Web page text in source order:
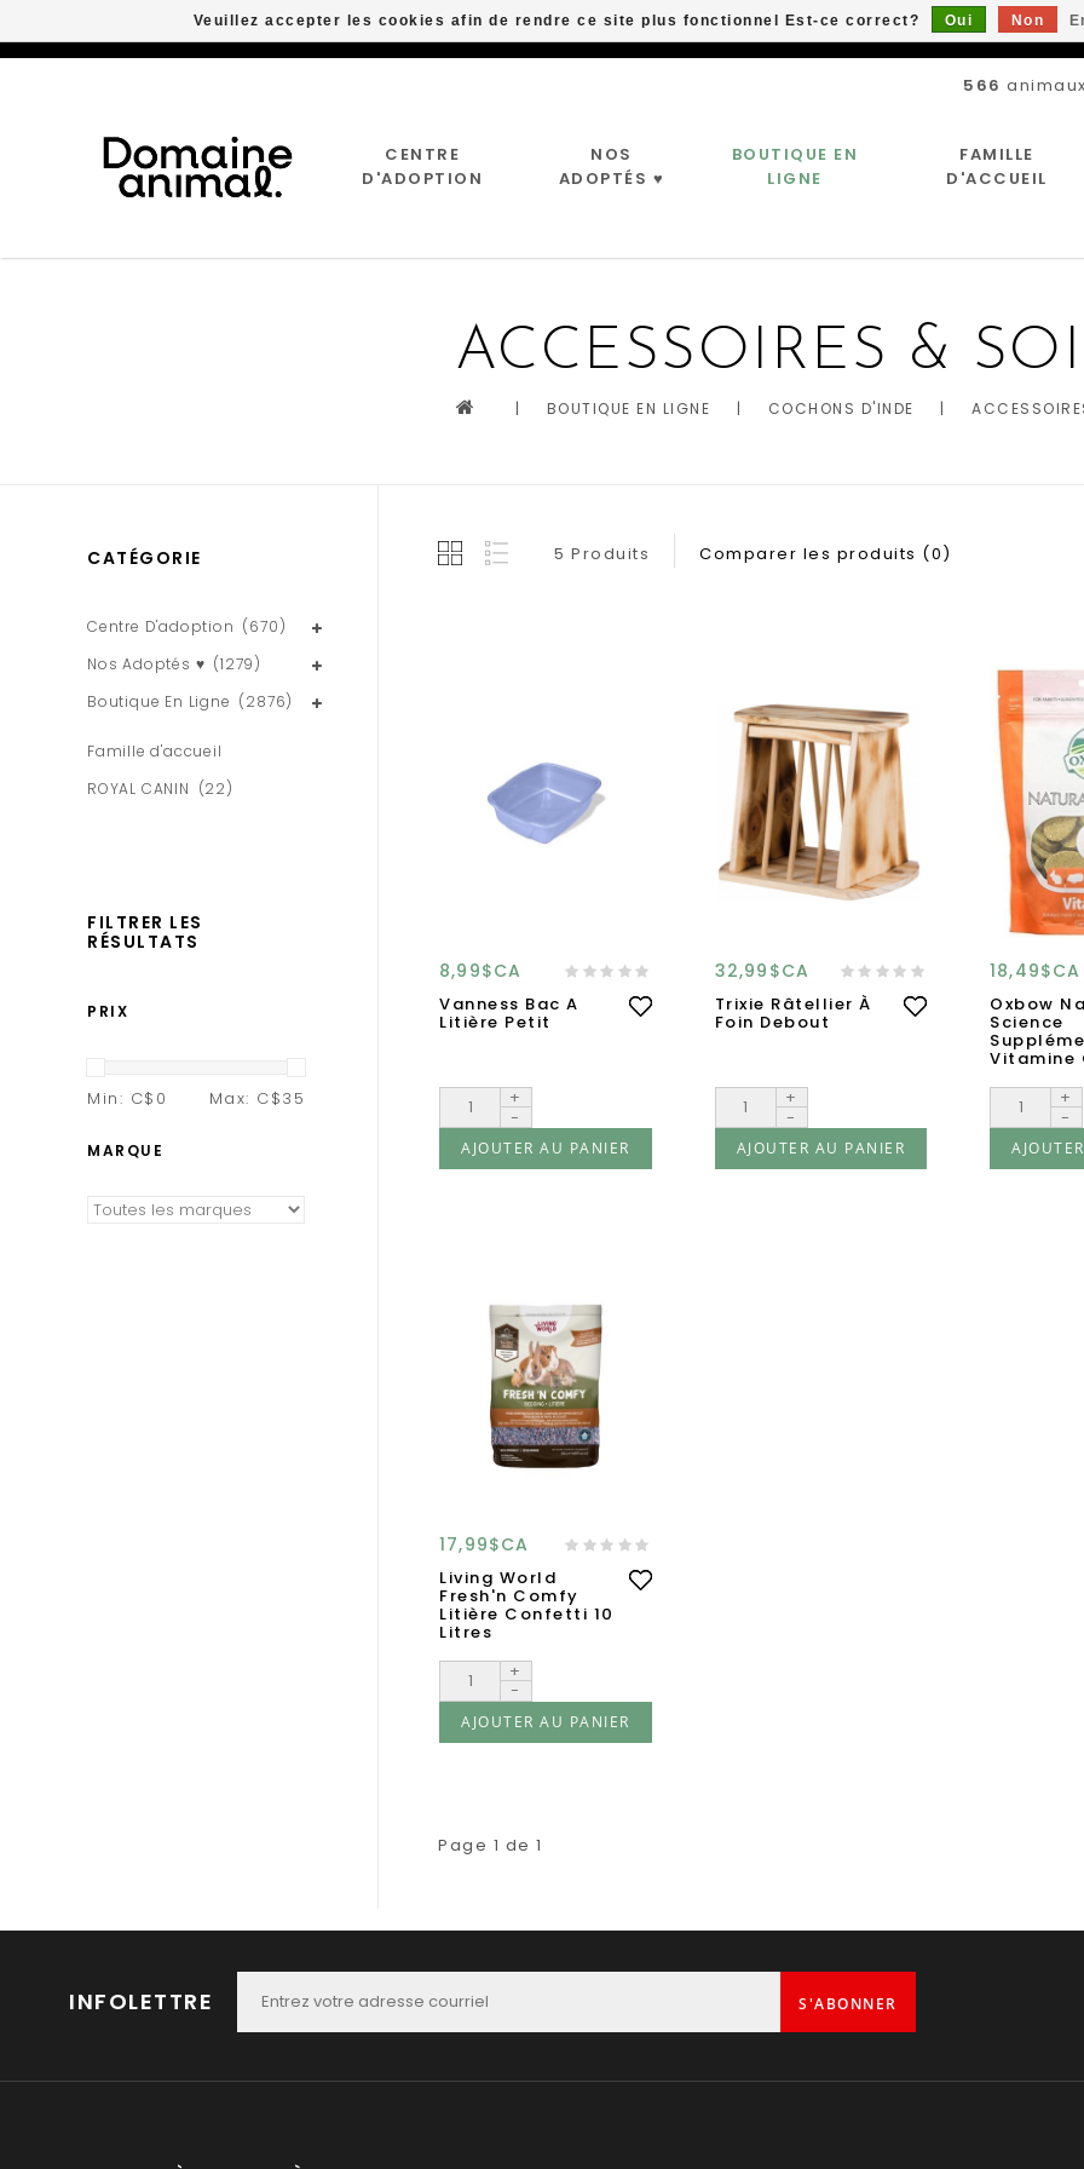
566
CENTRE
D'ADOPTION
NOS
ADOPTÉS ♥
BOUTIQUE EN
LIGNE
FAMILLE
D'ACCUEIL
ACCESSOIRES &
| BOUTIQUE EN LIGNE | COCHONS D'INDE |
CATÉGORIE
Centre D'adoption (670)
Nos Adoptés ♥ (1279)
Boutique En Ligne (2876)
Famille d'accueil
ROYAL CANIN (22)
FILTRER LES
RÉSULTATS
PRIX
Min: C$ 0 Max: C$35
MARQUE
5 Produits Comparer les produits (0)
8,99$CA
Vanness Bac A
Litière Petit
+
-
AJOUTER AU PANIER
32,99$CA
Trixie Râtellier À
Foin Debout
+
-
AJOUTER AU PANIER
18,49$CA
Oxbow
Science
Vitamine
+
-
17,99$CA
Living World
Fresh'n Comfy
Litière Confetti 10
Litres
+
-
AJOUTER AU PANIER
Page 1 de 1
INFOLETTRE S'ABONNER
Veuillez accepter les cookies afin de rendre ce site plus fonctionnel Est-ce correct? Oui Non
Livraison gratuite à partir de 89$*